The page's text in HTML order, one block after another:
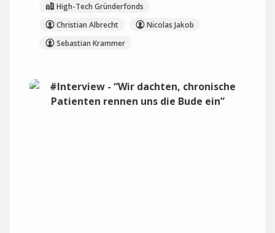
High-Tech Gründerfonds
Christian Albrecht
Nicolas Jakob
Sebastian Krammer